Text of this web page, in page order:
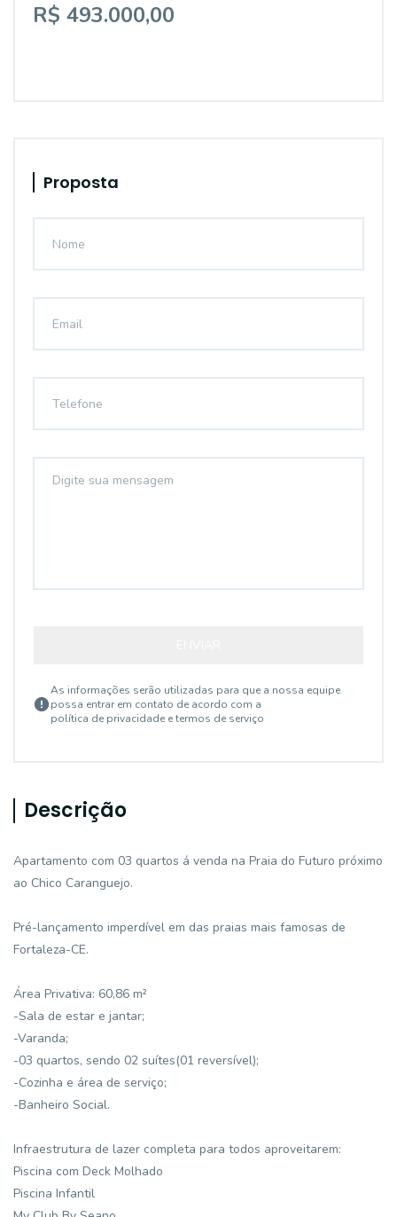
R$ 493.000,00
Proposta
As informações serão utilizadas para que a nossa equipe
possa entrar em contato de acordo com a
política de privacidade e termos de serviço
Descrição
Apartamento com 03 quartos á venda na Praia do Futuro próximo
ao Chico Caranguejo.
Pré-lançamento imperdível em das praias mais famosas de
Fortaleza-CE.
Área Privativa: 60,86 m²
-Sala de estar e jantar;
-Varanda;
-03 quartos, sendo 02 suítes(01 reversível);
-Cozinha e área de serviço;
-Banheiro Social.
Infraestrutura de lazer completa para todos aproveitarem:
Piscina com Deck Molhado
Piscina Infantil